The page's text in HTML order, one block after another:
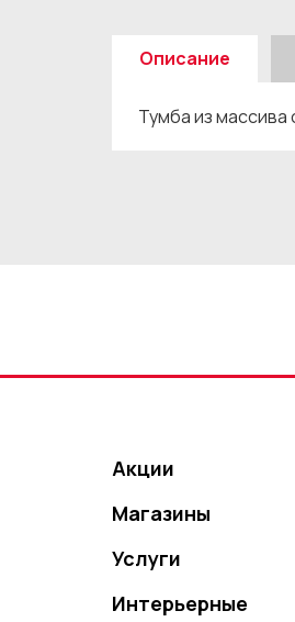
Описание
Тумба из
Акции
Магазины
Услуги
Интерьерные